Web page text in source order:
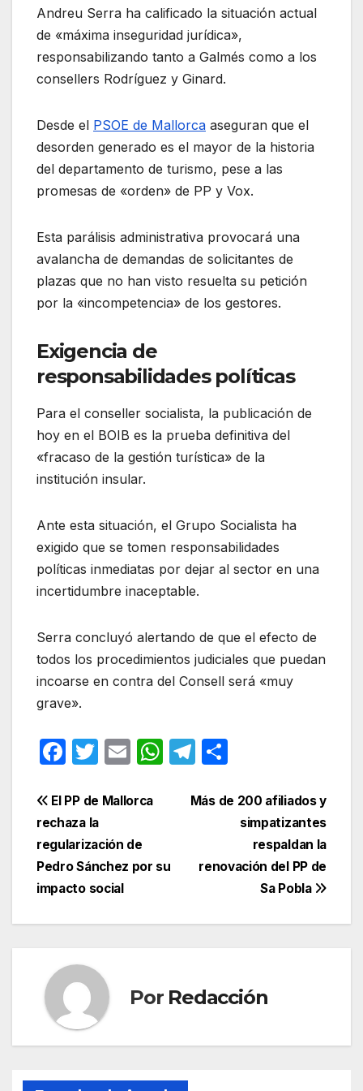
Andreu Serra ha calificado la situación actual
de «máxima inseguridad jurídica»,
responsabilizando tanto a Galmés como a los
consellers Rodríguez y Ginard.
Desde el PSOE de Mallorca aseguran que el
desorden generado es el mayor de la historia
del departamento de turismo, pese a las
promesas de «orden» de PP y Vox.
Esta parálisis administrativa provocará una
avalancha de demandas de solicitantes de
plazas que no han visto resuelta su petición
por la «incompetencia» de los gestores.
Exigencia de
responsabilidades políticas
Para el conseller socialista, la publicación de
hoy en el BOIB es la prueba definitiva del
«fracaso de la gestión turística» de la
institución insular.
Ante esta situación, el Grupo Socialista ha
exigido que se tomen responsabilidades
políticas inmediatas por dejar al sector en una
incertidumbre inaceptable.
Serra concluyó alertando de que el efecto de
todos los procedimientos judiciales que puedan
incoarse en contra del Consell será «muy
grave».
F
c
e
b
o
k
T
itt
er
E
ail
W
A
p
T
e
a
m
m
p
ar
tir
Navegación
de
entradas
Más de 200 afiliados y
simpatizantes
respaldan la
renovación del PP de
Sa Pobla
El PP de Mallorca
rechaza la
regularización de
Pedro Sánchez por su
impacto social
Por Redacción